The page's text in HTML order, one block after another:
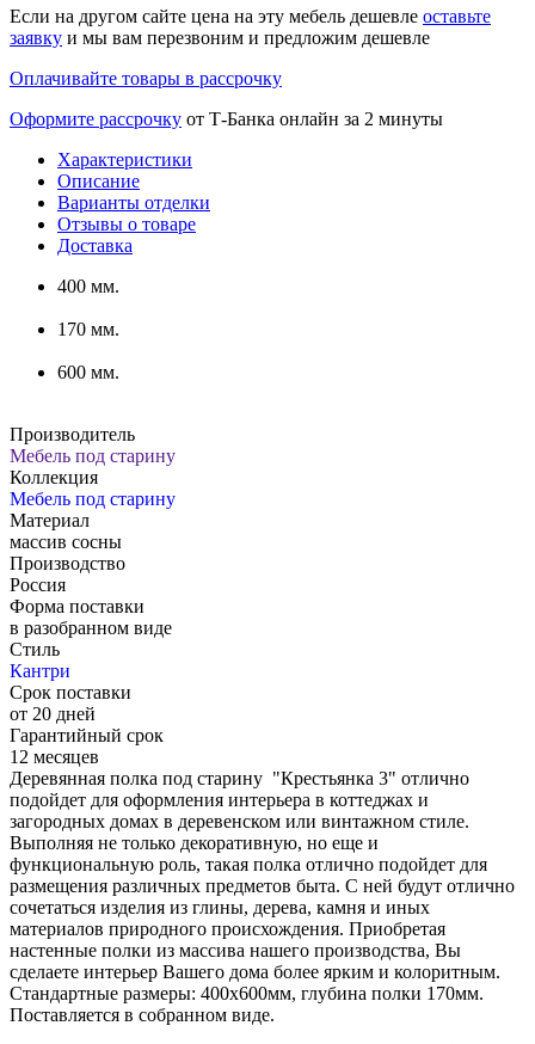
Если на другом сайте цена на эту мебель дешевле оставьте
заявку и мы вам перезвоним и предложим дешевле
Оплачивайте товары в рассрочку
Оформите рассрочку от Т-Банка онлайн за 2 минуты
Характеристики
Описание
Варианты отделки
Отзывы о товаре
Доставка
400 мм.
170 мм.
600 мм.
Производитель
Мебель под старину
Коллекция
Мебель под старину
Материал
массив сосны
Производство
Россия
Форма поставки
в разобранном виде
Стиль
Кантри
Срок поставки
от 20 дней
Гарантийный срок
12 месяцев
Деревянная полка под старину "Крестьянка 3" отлично
подойдет для оформления интерьера в коттеджах и
загородных домах в деревенском или винтажном стиле.
Выполняя не только декоративную, но еще и
функциональную роль, такая полка отлично подойдет для
размещения различных предметов быта. С ней будут отлично
сочетаться изделия из глины, дерева, камня и иных
материалов природного происхождения. Приобретая
настенные полки из массива нашего производства, Вы
сделаете интерьер Вашего дома более ярким и колоритным.
Стандартные размеры: 400х600мм, глубина полки 170мм.
Поставляется в собранном виде.